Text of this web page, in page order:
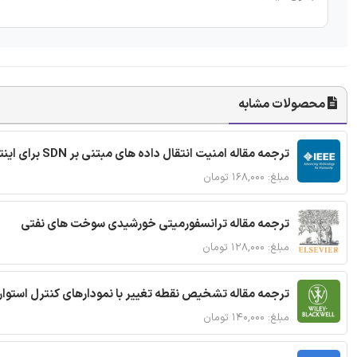
محصولات مشابه
ترجمه مقاله امنیت انتقال داده های مبتنی بر SDN برای اینترنت اشیا
مبلغ: ۱۶۸,۰۰۰ تومان
ترجمه مقاله ترانسفورمیتی خورشیدی سوخت های نفتی
مبلغ: ۱۲۸,۰۰۰ تومان
ترجمه مقاله تشخیص نقطه تغییر با نمودارهای کنترل
مبلغ: ۱۴۰,۰۰۰ تومان